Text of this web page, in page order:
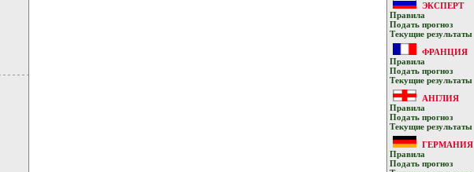
ЭКСПЕРТ
Прaвилa
Подать прoгнoз
Текущие результaты
ФРАНЦИЯ
Прaвилa
Подать прoгнoз
Текущие результaты
АНГЛИЯ
Прaвилa
Подать прoгнoз
Текущие результaты
ГЕРМАНИЯ
Прaвилa
Подать прoгнoз